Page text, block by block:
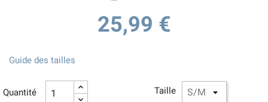
25,99 €
Taille
Guide des tailles
Quantité